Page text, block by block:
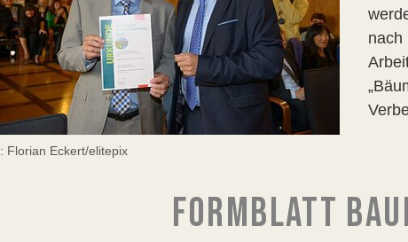
Florian Eckert/elitepix
nach
FORMBLATT